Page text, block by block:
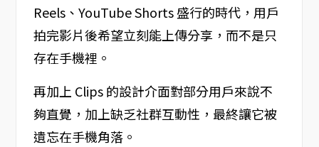
Reels、YouTube Shorts 盛行的時代，用戶
拍完影片後希望立刻能上傳分享，而不是只
存在手機裡。
再加上 Clips 的設計介面對部分用戶來說不
夠直覺，加上缺乏社群互動性，最終讓它被
遺忘在手機角落。